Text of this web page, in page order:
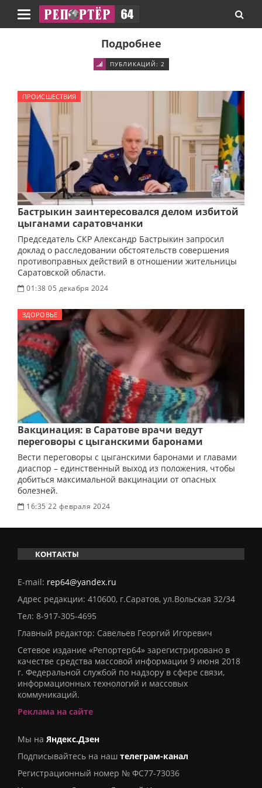
Навигация
Подробнее
ПУБЛИКАЦИЙ: 2
ПРОИСШЕСТВИЯ
Бастрыкин заинтересовался делом избитой
цыганами саратовчанки
Председатель СКР Александр Бастрыкин запросил
доклад о расследовании обстоятельств совершения
противоправных действий в отношении жительницы
Саратовской области.
01:38 05 декабря 2024
ЗДОРОВЬЕ
Вакцинация: в Саратове врачи ведут
переговоры с цыганскими баронами
Вести переговоры с цыганскими баронами и главами
диаспор – единственный выход из положения, чтобы
добиться максимальной вакцинации от опасных
болезней.
16:35 22 февраля 2024
КОНТАКТЫ
E-mail: rep64@yandex.ru
Адрес редакции: 410600, г.Саратов, ул.Вольская 32/34
Тел: 8-917-305-4695
Главный редактор: Савельев Георгий Игоревич
Сетевое издание «Репортер64» зарегистрировано в
качестве средства массовой информации 9 июня 2018
г. Федеральной службой по надзору в сфере связи,
информационных технологий и массовых
коммуникаций.
Реклама на сайте
Мы на Яндекс.Дзен
Подписывайтесь на наш телеграм-канал
Регистрационный номер № ФС77-73036